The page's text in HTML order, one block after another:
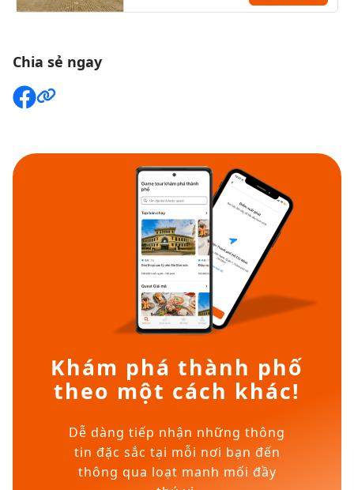
Chia sẻ ngay
Khám phá thành phố
theo một cách khác!
Dễ dàng tiếp nhận những thông
tin đặc sắc tại mỗi nơi bạn đến
thông qua loạt manh mối đầy